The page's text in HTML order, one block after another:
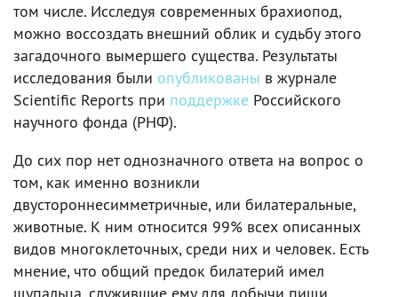
том числе. Исследуя современных брахиопод,
можно воссоздать внешний облик и судьбу этого
загадочного вымершего существа. Результаты
исследования были опубликованы в журнале
Scientific Reports при поддержке Российского
научного фонда (РНФ).
До сих пор нет однозначного ответа на вопрос о
том, как именно возникли
двустороннесимметричные, или билатеральные,
животные. К ним относится 99% всех описанных
видов многоклеточных, среди них и человек. Есть
мнение, что общий предок билатерий имел